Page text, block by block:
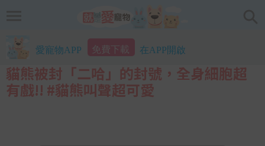
愛寵物APP 免費下載 在APP開啟
貓熊被封「二哈」的封號，全身細胞超
有戲!! #貓熊叫聲超可愛